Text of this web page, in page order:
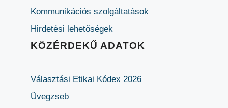
Kommunikációs szolgáltatások
Hirdetési lehetőségek
KÖZÉRDEKŰ ADATOK
Választási Etikai Kódex 2026
Üvegzseb